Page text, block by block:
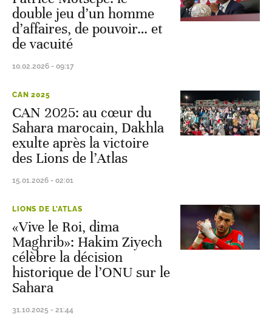
double jeu d’un homme
d’affaires, de pouvoir… et
de vacuité
10.02.2026 - 09:17
CAN 2025
CAN 2025: au cœur du
Sahara marocain, Dakhla
exulte après la victoire
des Lions de l’Atlas
15.01.2026 - 02:01
LIONS DE L'ATLAS
«Vive le Roi, dima
Maghrib»: Hakim Ziyech
célèbre la décision
historique de l’ONU sur le
Sahara
31.10.2025 - 21:44